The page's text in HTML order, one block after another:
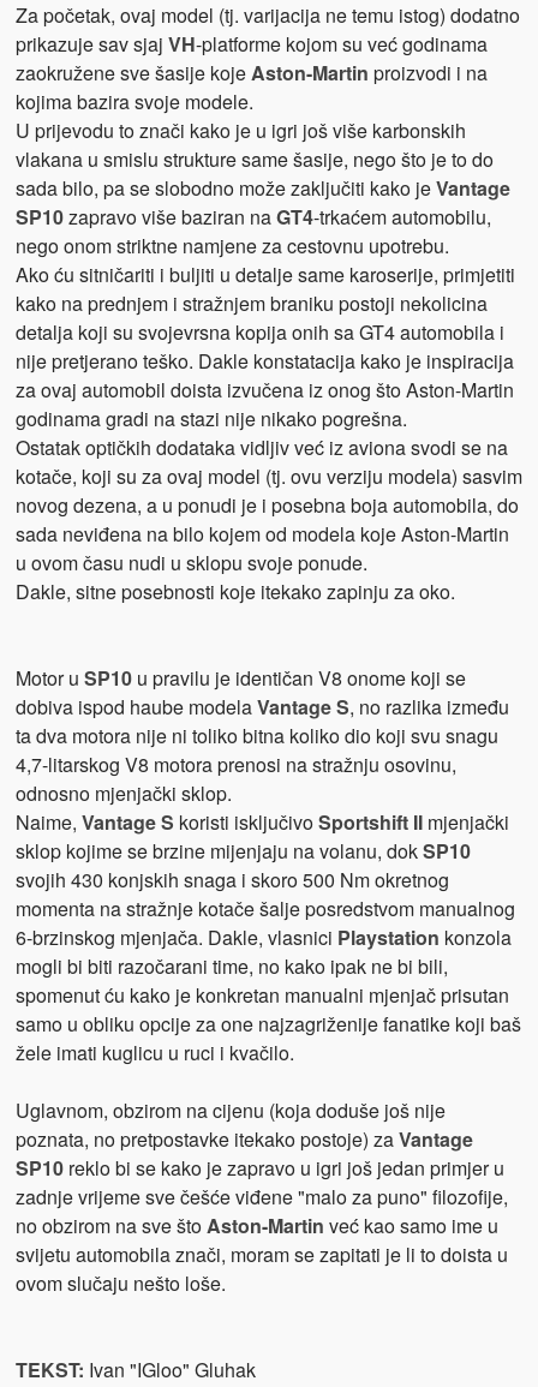
Za početak, ovaj model (tj. varijacija ne temu istog) dodatno
prikazuje sav sjaj VH-platforme kojom su već godinama
zaokružene sve šasije kojeAston-Martin proizvodi i na
kojima bazira svoje modele.
U prijevodu to znači kako je u igri još više karbonskih
vlakana u smislu strukture same šasije, nego što je to do
sada bilo, pa se slobodno može zaključiti kako jeVantage
SP10zapravo više baziran naGT4-trkaćem automobilu,
nego onom striktne namjene za cestovnu upotrebu.
Ako ću sitničariti i buljiti u detalje same karoserije, primjetiti
kako na prednjem i stražnjem braniku postoji nekolicina
detalja koji su svojevrsna kopija onih sa GT4 automobila i
nije pretjerano teško. Dakle konstatacija kako je inspiracija
za ovaj automobil doista izvučena iz onog što Aston-Martin
godinama gradi na stazi nije nikako pogrešna.
Ostatak optičkih dodataka vidljiv već iz aviona svodi se na
kotače, koji su za ovaj model (tj. ovu verziju modela) sasvim
novog dezena, a u ponudi je i posebna boja automobila, do
sada neviđena na bilo kojem od modela koje Aston-Martin
u ovom času nudi u sklopu svoje ponude.
Dakle, sitne posebnosti koje itekako zapinju za oko.
Motor u SP10 u pravilu je identičan V8 onome koji se
dobiva ispod haube modelaVantage S, no razlika između
ta dva motora nije ni toliko bitna koliko dio koji svu snagu
4,7-litarskog V8 motora prenosi na stražnju osovinu,
odnosno mjenjački sklop.
Naime, Vantage S koristi isključivoSportshift IImjenjački
sklop kojime se brzine mijenjaju na volanu, dokSP10
svojih 430 konjskih snaga i skoro 500 Nm okretnog
momenta na stražnje kotače šalje posredstvom manualnog
6-brzinskog mjenjača. Dakle, vlasnici Playstation konzola
mogli bi biti razočarani time, no kako ipak ne bi bili,
spomenut ću kako je konkretan manualni mjenjač prisutan
samo u obliku opcije za one najzagriženije fanatike koji baš
žele imati kuglicu u ruci i kvačilo.
Uglavnom, obzirom na cijenu (koja doduše još nije
poznata, no pretpostavke itekako postoje) zaVantage
SP10reklo bi se kako je zapravo u igri još jedan primjer u
zadnje vrijeme sve češće viđene "malo za puno" filozofije,
no obzirom na sve štoAston-Martin već kao samo ime u
svijetu automobila znači, moram se zapitati je li to doista u
ovom slučaju nešto loše.
TEKST: Ivan "IGloo" Gluhak